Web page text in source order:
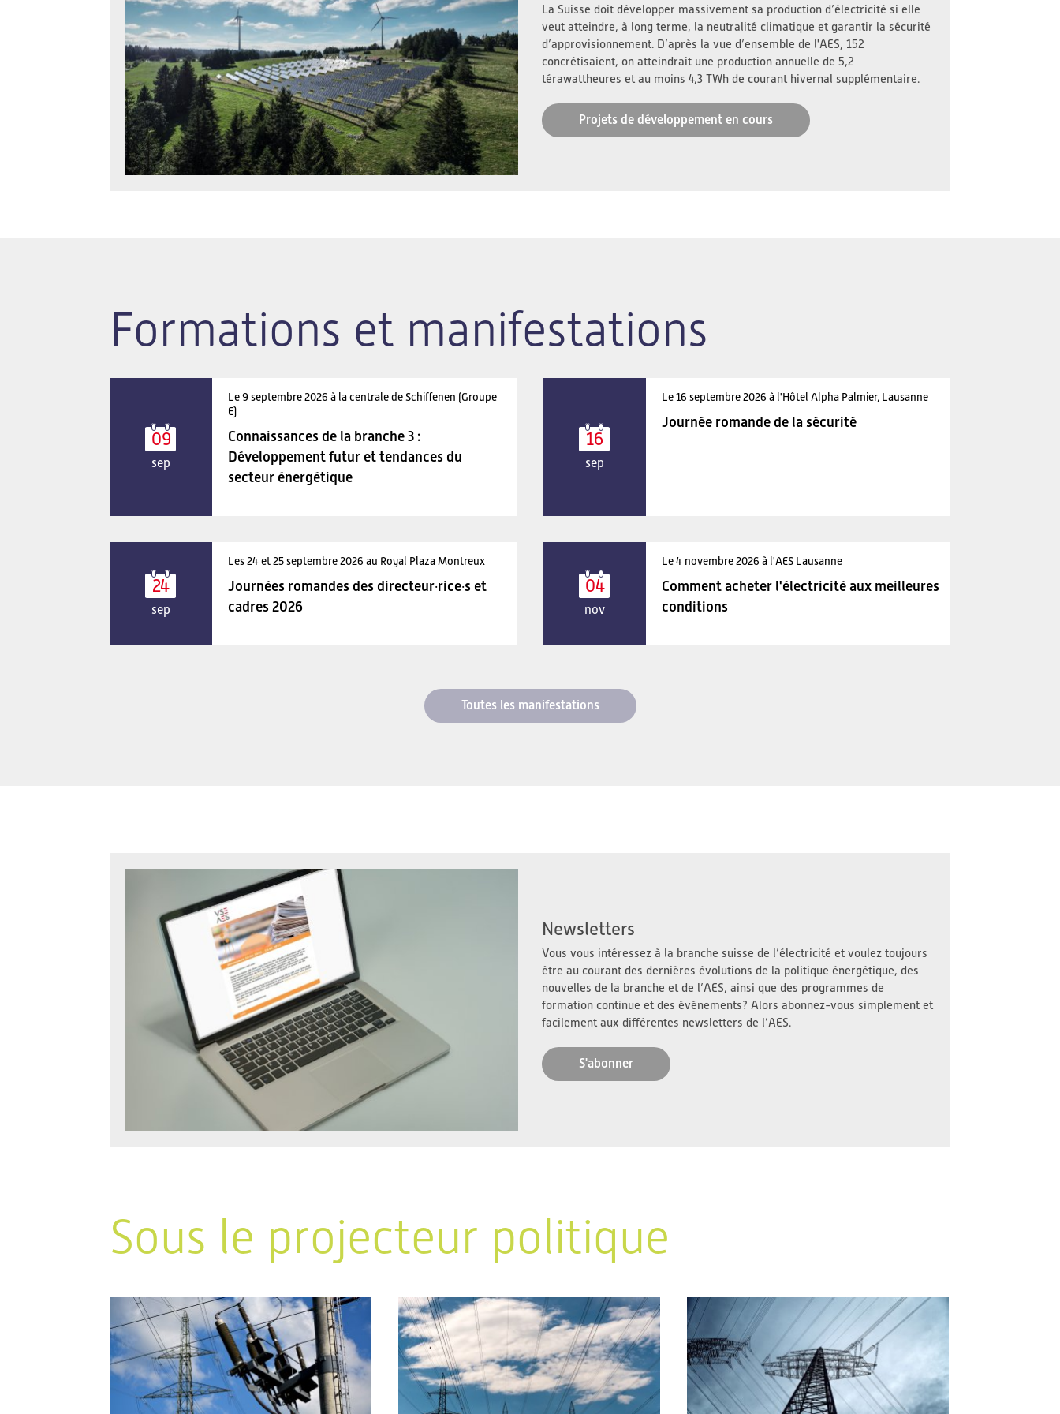
La Suisse doit développer massivement sa production d’électricité si elle
veut atteindre, à long terme, la neutralité climatique et garantir la sécurité
d’approvisionnement. D’après la vue d’ensemble de l'AES, 152
concrétisaient, on atteindrait une production annuelle de 5,2
térawattheures et au moins 4,3 TWh de courant hivernal supplémentaire.
Projets de développement en cours
Formations et manifestations
09
sep
Le 9 septembre 2026 à la centrale de Schiffenen (Groupe
E)
Connaissances de la branche 3 :
Développement futur et tendances du
secteur énergétique
16
sep
Le 16 septembre 2026 à l'Hôtel Alpha Palmier, Lausanne
Journée romande de la sécurité
24
sep
Les 24 et 25 septembre 2026 au Royal Plaza Montreux
Journées romandes des directeur·rice·s et
cadres 2026
04
nov
Le 4 novembre 2026 à l'AES Lausanne
Comment acheter l'électricité aux meilleures
conditions
Toutes les manifestations
Newsletters
Vous vous intéressez à la branche suisse de l’électricité et voulez toujours
être au courant des dernières évolutions de la politique énergétique, des
nouvelles de la branche et de l’AES, ainsi que des programmes de
formation continue et des événements? Alors abonnez-vous simplement et
facilement aux différentes newsletters de l’AES.
S'abonner
Sous le projecteur politique